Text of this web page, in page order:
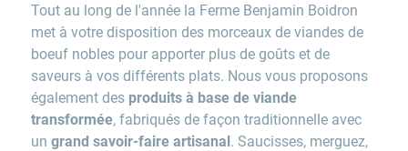
Tout au long de l'année la Ferme Benjamin Boidron
met à votre disposition des morceaux de viandes de
boeuf nobles pour apporter plus de goûts et de
saveurs à vos différents plats. Nous vous proposons
également des produits à base de viande
transformée, fabriqués de façon traditionnelle avec
un grand savoir-faire artisanal. Saucisses, merguez,